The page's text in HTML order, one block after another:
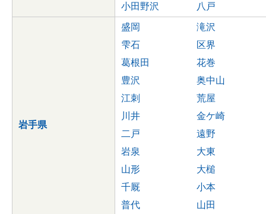
小田野沢
八戸
岩手県
盛岡
滝沢
雫石
区界
葛根田
花巻
豊沢
奥中山
江刺
荒屋
川井
金ケ崎
二戸
遠野
岩泉
大東
山形
大槌
千厩
小本
普代
山田